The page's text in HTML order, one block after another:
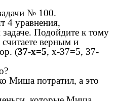
№ 100.
4 уравнения,
задаче. Подойдите к тому
верным и
(37-х=5, х-37=5, 37-
Миша потратил, а это